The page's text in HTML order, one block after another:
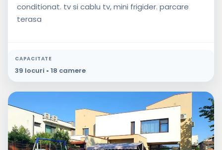
conditionat. tv si cablu tv, mini frigider. parcare
terasa
CAPACITATE
39 locuri • 18 camere